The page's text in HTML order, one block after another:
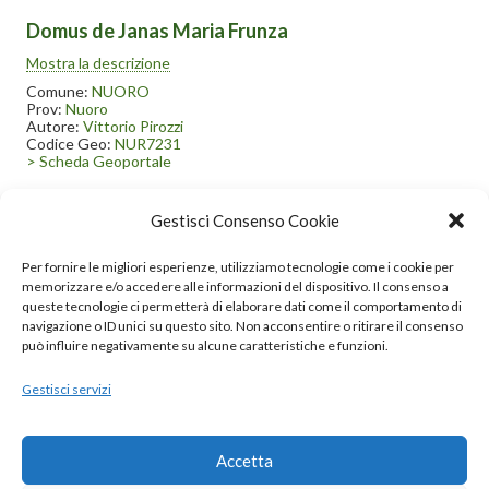
Gestisci Consenso Cookie
Per fornire le migliori esperienze, utilizziamo tecnologie come i cookie per
memorizzare e/o accedere alle informazioni del dispositivo. Il consenso a
queste tecnologie ci permetterà di elaborare dati come il comportamento di
navigazione o ID unici su questo sito. Non acconsentire o ritirare il consenso
può influire negativamente su alcune caratteristiche e funzioni.
Gestisci servizi
Accetta
Domus de Janas Maria Frunza
Il sito archeologico, risalente al neolitico finale, è composto da 5
domus de janas posizionate ad altezze differenti lungo il pendio
montano ed è agilmente raggiungibile percorrendo un sentiero
poco distante dalla strada provinciale Nuoro-Siniscola; la prima
domus si apre direttamente sul sentiero mentre le altre si
trovano tra la vegetazione al di sopra di questa.
Mostra la descrizione
Comune: NUORO
Prov: Nuoro
Autore: Vittorio Pirozzi
Codice Geo: NUR7231
> Scheda Geoportale
… 40
antoniopalumbo.it